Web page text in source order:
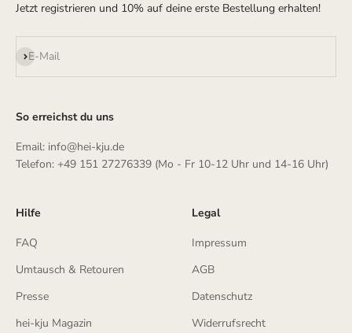
Jetzt registrieren und 10% auf deine erste Bestellung erhalten!
E-Mail
Abonnieren
So erreichst du uns
Email: info@hei-kju.de
Telefon: +49 151 27276339 (Mo - Fr 10-12 Uhr und 14-16 Uhr)
Hilfe
FAQ
Umtausch & Retouren
Presse
hei-kju Magazin
Legal
Impressum
AGB
Datenschutz
Widerrufsrecht